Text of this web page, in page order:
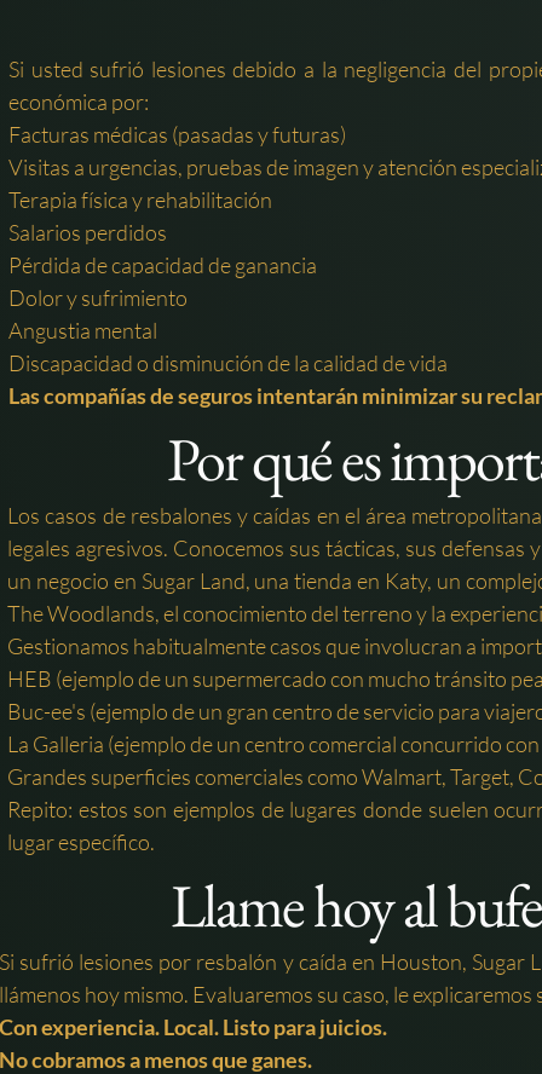
Si usted sufrió lesiones debido a la negligencia del
económica por:
Facturas médicas (pasadas y futuras)
Visitas a urgencias, pruebas de imagen y atención
Terapia física y rehabilitación
Salarios perdidos
Pérdida de capacidad de ganancia
Dolor y sufrimiento
Angustia mental
Discapacidad o disminución de la calidad de vida
Las compañías de seguros intentarán minimizar su
Por qué es
Los casos de resbalones y caídas en el área
legales agresivos. Conocemos sus tácticas, sus
un negocio en Sugar Land, una tienda en Katy, un
The Woodlands, el conocimiento del terreno y la
Gestionamos habitualmente casos que involucran a
HEB (ejemplo de un supermercado con mucho tránsito
Buc-ee's (ejemplo de un gran centro de servicio para
La Galleria (ejemplo de un centro comercial concurrido
Grandes superficies comerciales como Walmart, Target,
Repito: estos son ejemplos de lugares donde suelen
lugar específico.
Llame hoy al
Si sufrió lesiones por resbalón y caída en Houston, Sugar
llámenos hoy mismo. Evaluaremos su caso, le
Con experiencia. Local. Listo para juicios.
No cobramos a menos que ganes.